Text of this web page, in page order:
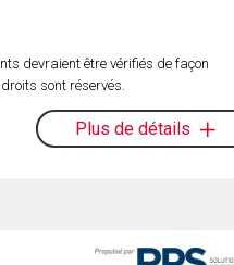
devraient être vérifiés de façon
sont réservés.
Plus de détails